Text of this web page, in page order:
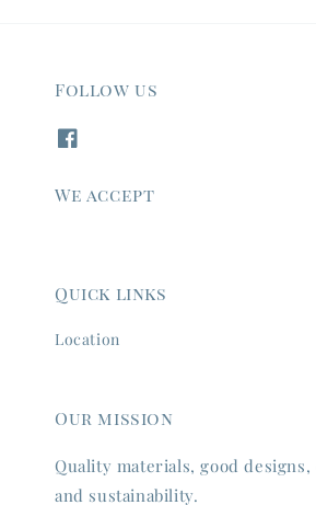
Follow us
We accept
Quick links
Location
Our mission
Quality materials, good
and sustainability.